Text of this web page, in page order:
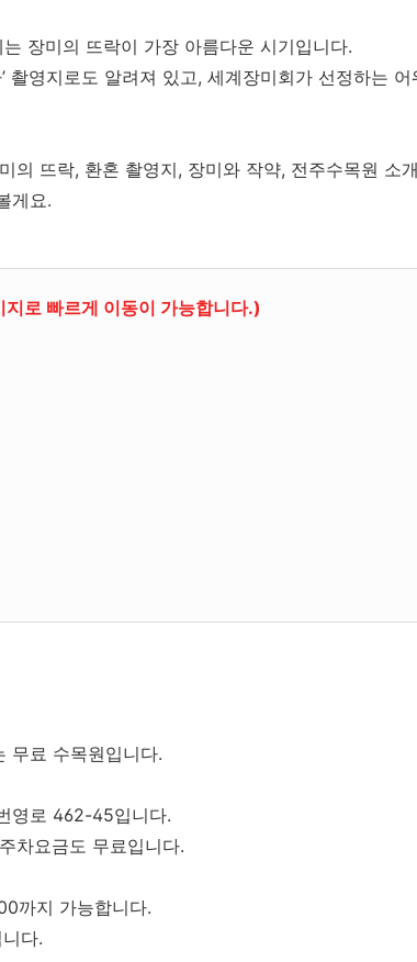
장미의 뜨락이 가장 아름다운 시기입니다.
촬영지로도 알려져 있고, 세계장미회가 선정하는
의 뜨락, 환혼 촬영지, 장미와 작약, 전주수목원 소
게요.
로 빠르게 이동이 가능합니다.)
무료 수목원입니다.
영로 462-45입니다.
차요금도 무료입니다.
까지 가능합니다.
다.